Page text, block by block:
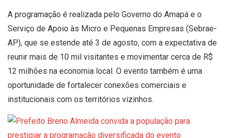
A programação é realizada pelo Governo do Amapá e o
Serviço de Apoio às Micro e Pequenas Empresas (Sebrae-
AP), que se estende até 3 de agosto, com a expectativa de
reunir mais de 10 mil visitantes e movimentar cerca de R$
12 milhões na economia local. O evento também é uma
oportunidade de fortalecer conexões comerciais e
institucionais com os territórios vizinhos.